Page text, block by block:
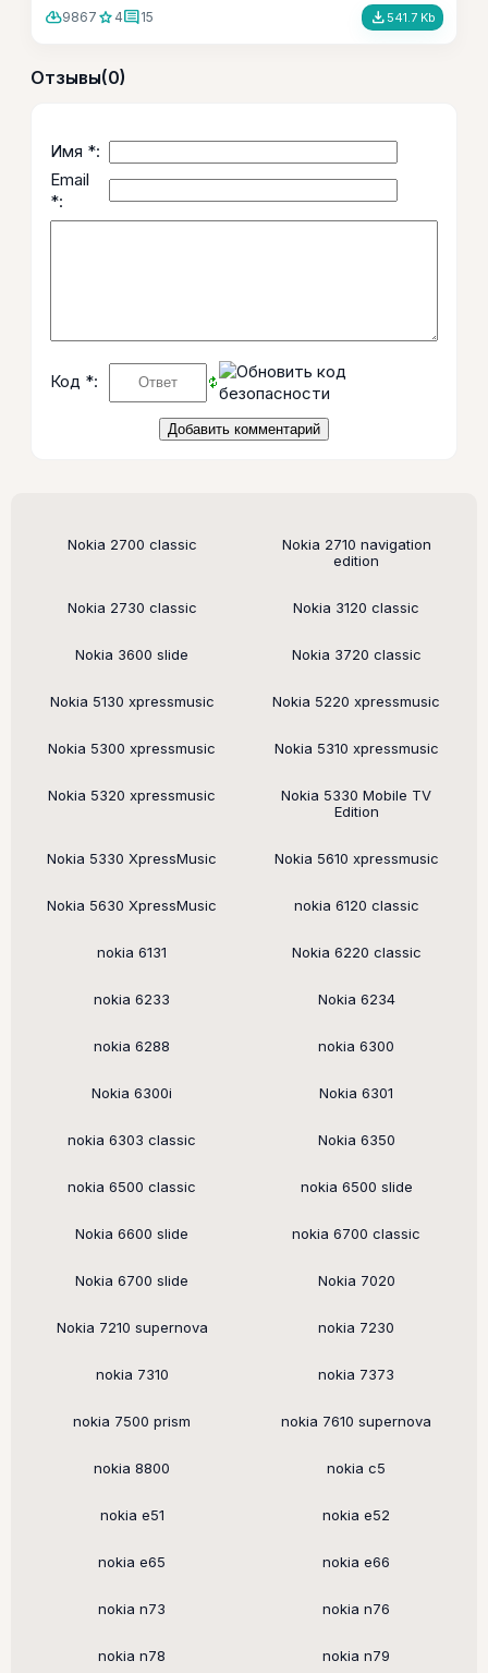
cloud_download9867 star 4comment15 file_download 541.7 Kb
Отзывы(0)
Имя *:
Email
*:
Код *:
Поддерживаемые модели
Nokia 2700 classic
Nokia 2710 navigation
edition
Nokia 2730 classic Nokia 3120 classic
Nokia 3600 slide Nokia 3720 classic
Nokia 5130 xpressmusic Nokia 5220 xpressmusic
Nokia 5300 xpressmusic Nokia 5310 xpressmusic
Nokia 5320 xpressmusic
Nokia 5330 Mobile TV
Edition
Nokia 5330 XpressMusic Nokia 5610 xpressmusic
Nokia 5630 XpressMusic nokia 6120 classic
nokia 6131 Nokia 6220 classic
nokia 6233 Nokia 6234
nokia 6288 nokia 6300
Nokia 6300i Nokia 6301
nokia 6303 classic Nokia 6350
nokia 6500 classic nokia 6500 slide
Nokia 6600 slide nokia 6700 classic
Nokia 6700 slide Nokia 7020
Nokia 7210 supernova nokia 7230
nokia 7310 nokia 7373
nokia 7500 prism nokia 7610 supernova
nokia 8800 nokia c5
nokia e51 nokia e52
nokia e65 nokia e66
nokia n73 nokia n76
nokia n78 nokia n79